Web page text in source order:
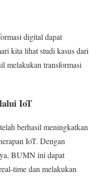
digital dapat
kita lihat studi kasus dari
melakukan transformasi
IoT
berhasil meningkatkan
IoT. Dengan
BUMN ini dapat
time dan melakukan